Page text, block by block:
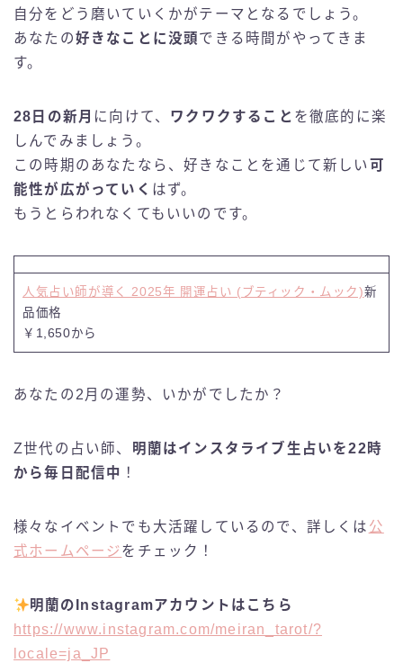
自分をどう磨いていくかがテーマとなるでしょう。
あなたの好きなことに没頭できる時間がやってきま
す。
28日の新月 に向けて、 ワクワクすること を徹底的に楽
しんでみましょう。
この時期のあなたなら、好きなことを通じて新しい可
能性が広がっていく はず。
もうとらわれなくてもいいのです。
人気占い師が導く 2025年 開運占い (ブティック・ムック)新
品価格
￥1,650から
あなたの2月の運勢、いかがでしたか？
Z世代の占い師、 明蘭はインスタライブ生占いを22時
から毎日配信中 ！
様々なイベントでも大活躍しているので、詳しくは 公
式ホームページをチェック！
明蘭のInstagramアカウントはこちら
https://www.instagram.com/meiran_tarot/?
locale=ja_JP